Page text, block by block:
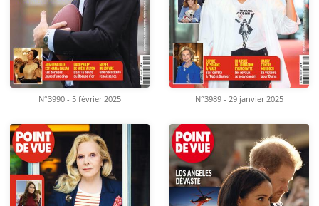
N°3990 - 5 février 2025 N°3989 - 29 janvier 2025